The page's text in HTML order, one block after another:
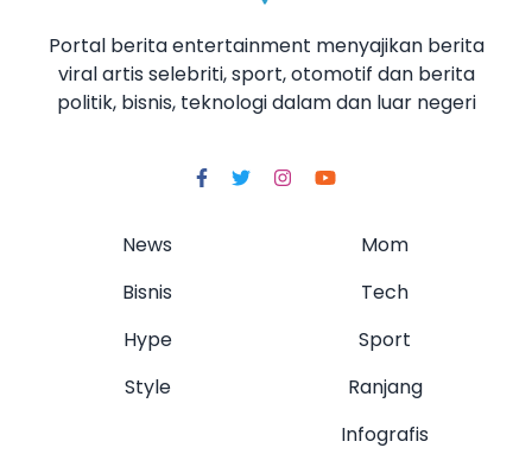
Portal berita entertainment menyajikan berita
viral artis selebriti, sport, otomotif dan berita
politik, bisnis, teknologi dalam dan luar negeri
News
Bisnis
Hype
Style
Mom
Tech
Sport
Ranjang
Infografis